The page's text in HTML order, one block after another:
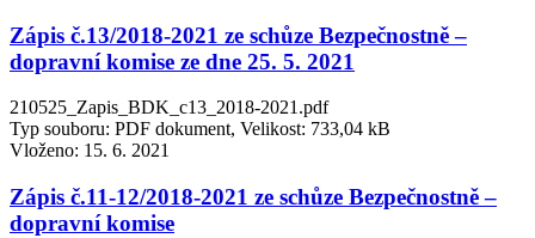
Zápis č.13/2018-2021 ze schůze Bezpečnostně –
dopravní komise ze dne 25. 5. 2021
210525_Zapis_BDK_c13_2018-2021.pdf
Typ souboru: PDF dokument, Velikost: 733,04 kB
Vloženo: 15. 6. 2021
Zápis č.11-12/2018-2021 ze schůze Bezpečnostně –
dopravní komise